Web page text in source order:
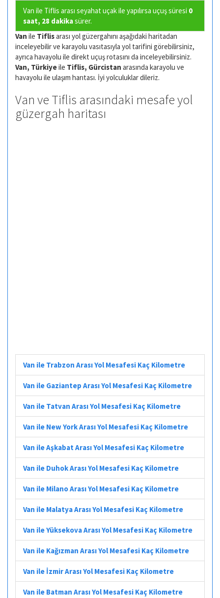
Van ile Tiflis arası seyahat uçak ile yapılırsa uçuş süresi 0
saat, 28 dakikasürer.
Van ile Tiflisarası yol güzergahını aşağıdaki haritadan
inceleyebilir ve karayolu vasıtasıyla yol tarifini görebilirsiniz,
ayrıca havayolu ile direkt uçuş rotasını da inceleyebilirsiniz.
Van, Türkiyeile Tiflis, Gürcistan arasında karayolu ve
havayolu ile ulaşım harıtası. İyi yolculuklar dileriz.
Van ve Tiflis arasındaki mesafe yol
güzergah haritası
Van ile Trabzon Arası Yol Mesafesi Kaç Kilometre
Van ile Gaziantep Arası Yol Mesafesi Kaç Kilometre
Van ile Tatvan Arası Yol Mesafesi Kaç Kilometre
Van ile New York Arası Yol Mesafesi Kaç Kilometre
Van ile Aşkabat Arası Yol Mesafesi Kaç Kilometre
Van ile Duhok Arası Yol Mesafesi Kaç Kilometre
Van ile Milano Arası Yol Mesafesi Kaç Kilometre
Van ile Malatya Arası Yol Mesafesi Kaç Kilometre
Van ile Yüksekova Arası Yol Mesafesi Kaç Kilometre
Van ile Kağızman Arası Yol Mesafesi Kaç Kilometre
Van ile İzmir Arası Yol Mesafesi Kaç Kilometre
Van ile Batman Arası Yol Mesafesi Kaç Kilometre